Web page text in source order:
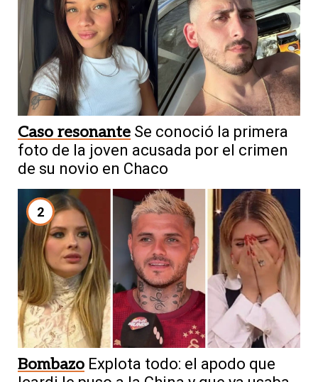
Caso resonante Se conoció la primera
foto de la joven acusada por el crimen
de su novio en Chaco
2
Bombazo Explota todo: el apodo que